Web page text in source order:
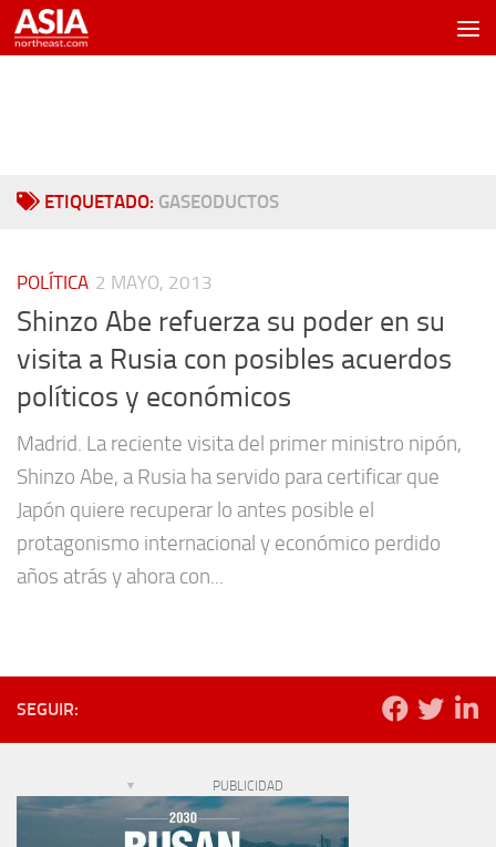
Saltar al contenido
ETIQUETADO: GASEODUCTOS
POLÍTICA 2 MAYO, 2013
Shinzo Abe refuerza su poder en su
visita a Rusia con posibles acuerdos
políticos y económicos
Madrid. La reciente visita del primer ministro nipón,
Shinzo Abe, a Rusia ha servido para certificar que
Japón quiere recuperar lo antes posible el
protagonismo internacional y económico perdido
años atrás y ahora con...
SEGUIR:
PUBLICIDAD